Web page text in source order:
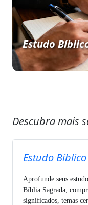
Estudo
Descubra mais
Estudo Bíblico
Aprofunde seus
Bíblia Sagrada,
significados, temas